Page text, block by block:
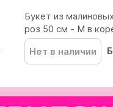
Букет из
роз 50 см - М в
Нет в наличии